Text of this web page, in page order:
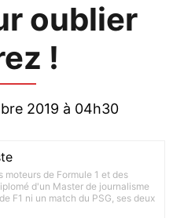
oublier
!
2019 à 04h30
moteurs de Formule 1 et des
d'un Master de journalisme
F1 ni un match du PSG, ses deux